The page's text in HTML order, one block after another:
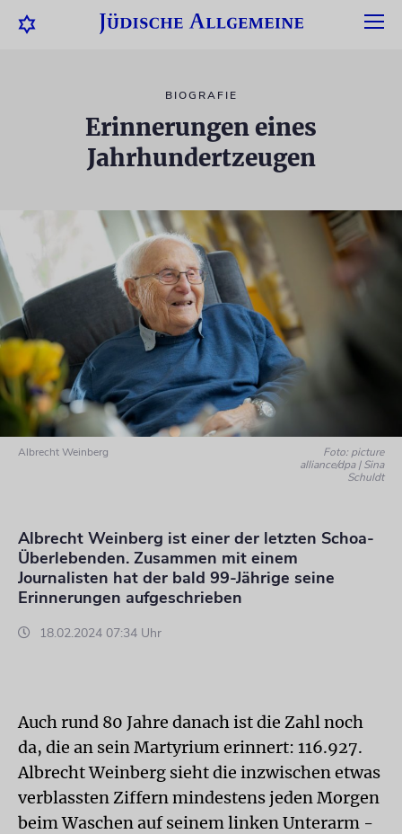
BIOGRAFIE
Erinnerungen eines
Jahrhundertzeugen
Albrecht Weinberg
Foto: picture
alliance/dpa | Sina
Schuldt
Albrecht Weinberg ist einer der letzten Schoa-
Überlebenden. Zusammen mit einem
Journalisten hat der bald 99-Jährige seine
Erinnerungen aufgeschrieben
18.02.2024 07:34 Uhr
Auch rund 80 Jahre danach ist die Zahl noch
da, die an sein Martyrium erinnert: 116.927.
Albrecht Weinberg sieht die inzwischen etwas
verblassten Ziffern mindestens jeden Morgen
beim Waschen auf seinem linken Unterarm -